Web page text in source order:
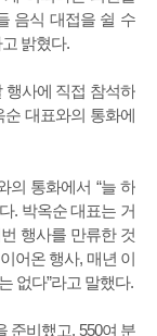
음식 대접을 쉴 수
밝혔다.
행사에 직접 참석하
대표와의 통화에
의 통화에서 “늘 하
. 박옥순 대표는 거
행사를 만류한 것
어온 행사, 매년 이
없다”라고 말했다.
준비했고, 550여 분